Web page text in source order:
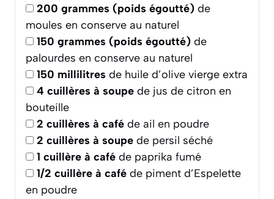
200 grammes (poids égoutté) de
moules en conserve au naturel
150 grammes (poids égoutté) de
palourdes en conserve au naturel
150 millilitres de huile d’olive vierge extra
4 cuillères à soupe de jus de citron en
bouteille
2 cuillères à café de ail en poudre
2 cuillères à soupe de persil séché
1 cuillère à café de paprika fumé
1/2 cuillère à café de piment d’Espelette
en poudre